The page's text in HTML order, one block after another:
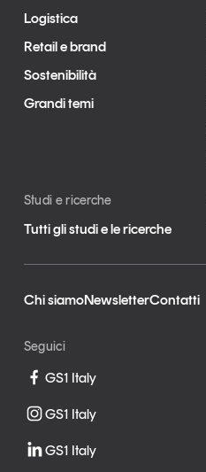
Logistica
Retail e brand
Sostenibilità
Grandi temi
Studi e ricerche
Tutti gli studi e le ricerche
Chi siamoNewsletterContatti
Seguici
GS1 Italy
GS1 Italy
GS1 Italy